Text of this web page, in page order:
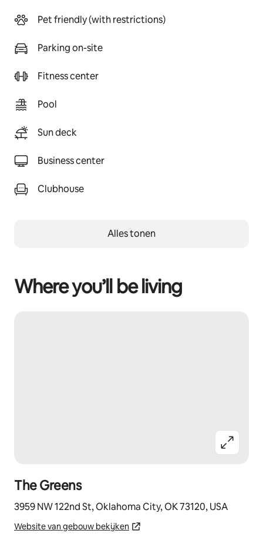
Pet friendly (with restrictions)
Parking on-site
Fitness center
Pool
Sun deck
Business center
Clubhouse
Alles tonen
Where you’ll be living
The Greens
3959 NW 122nd St, Oklahoma City, OK 73120, USA
Website van gebouw bekijken